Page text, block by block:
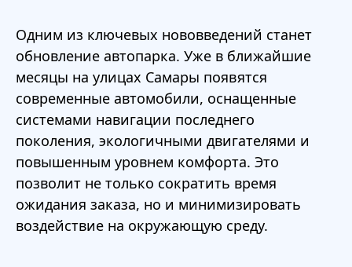
Одним из ключевых нововведений станет
обновление автопарка. Уже в ближайшие
месяцы на улицах Самары появятся
современные автомобили, оснащенные
системами навигации последнего
поколения, экологичными двигателями и
повышенным уровнем комфорта. Это
позволит не только сократить время
ожидания заказа, но и минимизировать
воздействие на окружающую среду.